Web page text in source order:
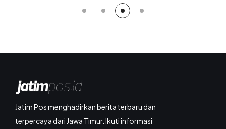
Jatim Pos menghadirkan berita terbaru dan
terpercaya dari Jawa Timur. Ikuti informasi